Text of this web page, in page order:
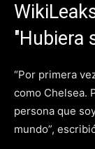
"Hubiera
“Por primera
como Chelsea.
persona que
mundo”,